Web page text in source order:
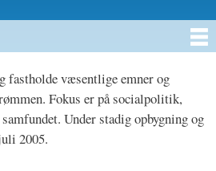
væsentlige emner og
Fokus er på socialpolitik,
Under stadig opbygning og
2005.